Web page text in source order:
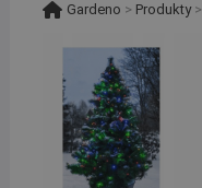
Gardeno > Produkty>